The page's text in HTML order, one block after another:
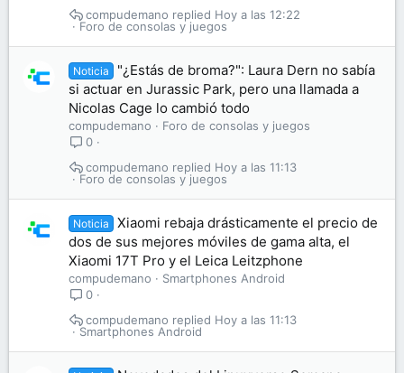
Foro de consolas y juegos
Hoy a las 12:22
compudemano
Noticia
"¿Estás de broma?": Laura Dern no sabía
si actuar en Jurassic Park, pero una llamada a
Nicolas Cage lo cambió todo
compudemano
Foro de consolas y juegos
0
Foro de consolas y juegos
Hoy a las 11:13
compudemano
Noticia
Xiaomi rebaja drásticamente el precio de
dos de sus mejores móviles de gama alta, el
Xiaomi 17T Pro y el Leica Leitzphone
compudemano
Smartphones Android
0
Smartphones Android
Hoy a las 11:13
compudemano